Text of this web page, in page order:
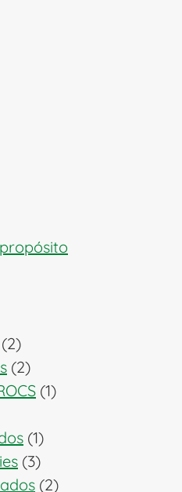
22
productos
22
productos
11
11
producto
33
productos
22